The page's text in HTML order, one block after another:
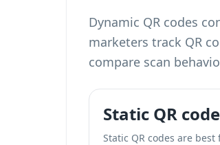
Dynamic QR codes
marketers track QR
compare scan
Static QR
Static QR codes are